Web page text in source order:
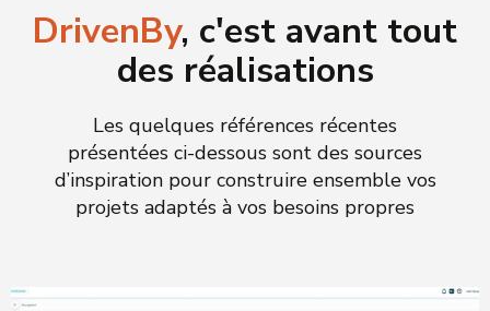
DrivenBy, c'est avant tout
des réalisations
Les quelques références récentes
présentées ci-dessous sont des sources
d’inspiration pour construire ensemble vos
projets adaptés à vos besoins propres